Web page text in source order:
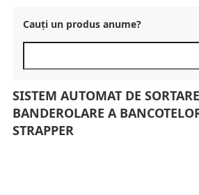
Cauți un produs anume?
SISTEM AUTOMAT DE
BANDEROLARE A
STRAPPER